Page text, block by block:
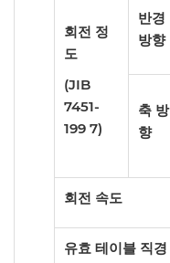
회전 정
도
(JIB
7451-
199 7)
반경
방향
축 방
향
회전 속도
유효 테이블 직경